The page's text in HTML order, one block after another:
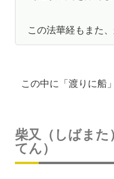
この法華経もまた、
この中に「渡りに船
柴又（しばまた
てん）